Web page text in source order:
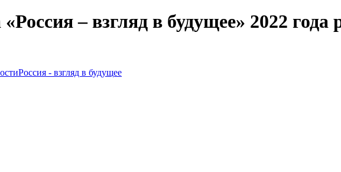
– взгляд в будущее» 2022 года
Россия - взгляд в будущее